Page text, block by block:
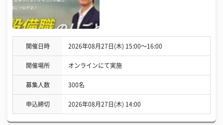
開催日時 2026年08月27日(木) 15:00〜16:00
開催場所 オンラインにて実施
募集人数 300名
申込締切 2026年08月27日(木) 14:00